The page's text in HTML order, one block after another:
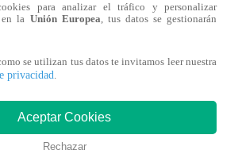
a hombre con 12
para analizar el tráfico y personalizar
la Unión Europea , tus datos se gestionarán
se utilizan tus datos te invitamos leer nuestra
privacidad
Aceptar Cookies
Rechazar